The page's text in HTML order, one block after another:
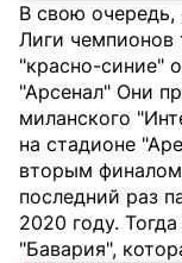
В свою
Лиги чемпионов
"красно-синие"
"Арсенал" Они
миланского
на стадионе
вторым
последний раз
2020 году.
"Бавария",